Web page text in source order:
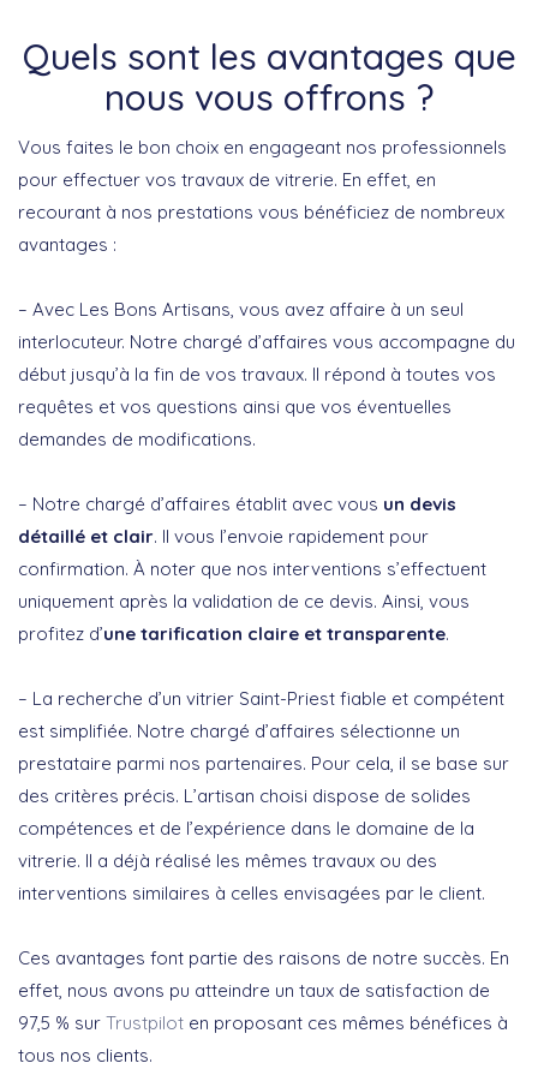
Quels sont les avantages que
nous vous offrons ?
Vous faites le bon choix en engageant nos professionnels
pour effectuer vos travaux de vitrerie. En effet, en
recourant à nos prestations vous bénéficiez de nombreux
avantages :
– Avec Les Bons Artisans, vous avez affaire à un seul
interlocuteur. Notre chargé d’affaires vous accompagne du
début jusqu’à la fin de vos travaux. Il répond à toutes vos
requêtes et vos questions ainsi que vos éventuelles
demandes de modifications.
– Notre chargé d’affaires établit avec vous un devis
détaillé et clair. Il vous l’envoie rapidement pour
confirmation. À noter que nos interventions s’effectuent
uniquement après la validation de ce devis. Ainsi, vous
profitez d’une tarification claire et transparente.
– La recherche d’un vitrier Saint-Priest fiable et compétent
est simplifiée. Notre chargé d’affaires sélectionne un
prestataire parmi nos partenaires. Pour cela, il se base sur
des critères précis. L’artisan choisi dispose de solides
compétences et de l’expérience dans le domaine de la
vitrerie. Il a déjà réalisé les mêmes travaux ou des
interventions similaires à celles envisagées par le client.
Ces avantages font partie des raisons de notre succès. En
effet, nous avons pu atteindre un taux de satisfaction de
97,5 % sur Trustpilot en proposant ces mêmes bénéfices à
tous nos clients.